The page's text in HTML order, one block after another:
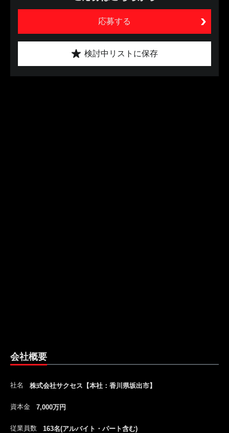
応募する
検討中リストに保存
会社概要
社名 株式会社サクセス【本社：香川県坂出市】
資本金 7,000万円
従業員数 163名(アルバイト・パート含む)